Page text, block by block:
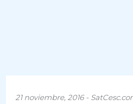
21 noviembre, 2016 -